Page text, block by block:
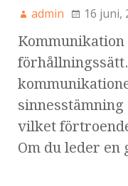
admin 16 juni,
vilket
Om du leder en